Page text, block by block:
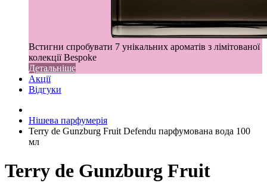
Встигни спробувати 7 унікальних ароматів з лімітованої
колекції Bespoke
Детальніше
Акції
Відгуки
Нішева парфумерія
Terry de Gunzburg Fruit Defendu парфумована вода 100
мл
Terry de Gunzburg Fruit